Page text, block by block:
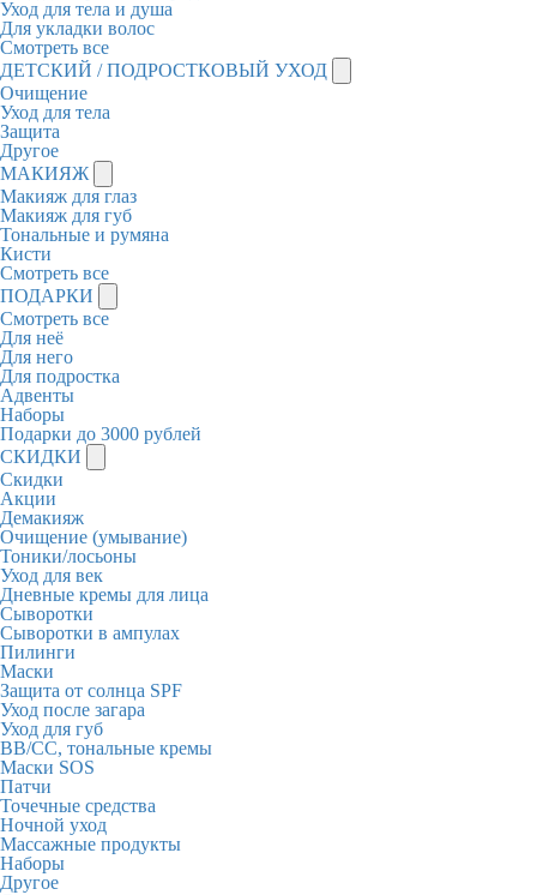
Уход для тела и душа
Для укладки волос
Смотреть все
ДЕТСКИЙ / ПОДРОСТКОВЫЙ УХОД
Очищение
Уход для тела
Защита
Другое
МАКИЯЖ
Макияж для глаз
Макияж для губ
Тональные и румяна
Кисти
Смотреть все
ПОДАРКИ
Смотреть все
Для неё
Для него
Для подростка
Адвенты
Наборы
Подарки до 3000 рублей
СКИДКИ
Скидки
Акции
Демакияж
Очищение (умывание)
Тоники/лосьоны
Уход для век
Дневные кремы для лица
Сыворотки
Сыворотки в ампулах
Пилинги
Маски
Защита от солнца SPF
Уход после загара
Уход для губ
BB/CC, тональные кремы
Маски SOS
Патчи
Точечные средства
Ночной уход
Массажные продукты
Наборы
Другое